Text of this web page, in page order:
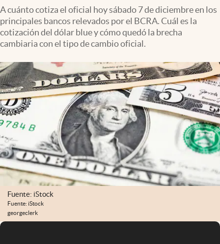
Apertura
Infotechnology
Clima
Mundial 2026
Eventos Corporativos
El Cronista Studio
Mediakit
abre en nueva pestaña
Argentina
A cuánto cotiza el oficial hoy sábado 7 de diciembre en los
principales bancos relevados por el BCRA. Cuál es la
cotización del dólar blue y cómo quedó la brecha
cambiaria con el tipo de cambio oficial.
Fuente: iStock
Fuente: iStock
georgeclerk